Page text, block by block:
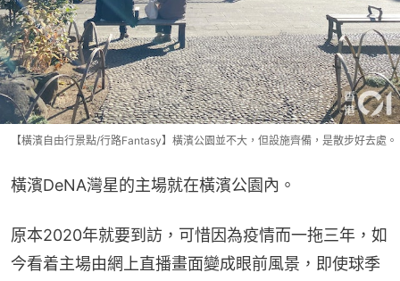
【橫濱自由行景點/行路Fantasy】橫濱公園並不大，但設施齊備，是散步好去處。
橫濱DeNA灣星的主場就在橫濱公園內。
原本2020年就要到訪，可惜因為疫情而一拖三年，如
今看着主場由網上直播畫面變成眼前風景，即使球季